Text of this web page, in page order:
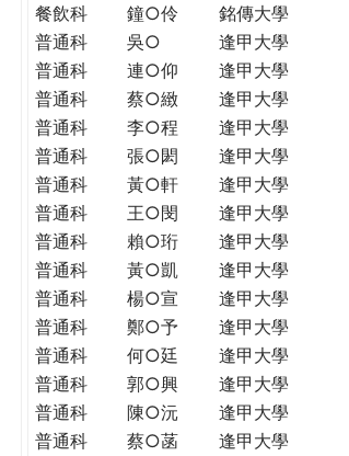
餐飲科
鐘○伶 銘傳大學
普通科
吳○ 逢甲大學
普通科
連○仰 逢甲大學
普通科
蔡○緻 逢甲大學
普通科
李○程 逢甲大學
普通科
張○閎 逢甲大學
普通科
黃○軒 逢甲大學
普通科
王○閔 逢甲大學
普通科
賴○珩 逢甲大學
普通科
黃○凱 逢甲大學
普通科
楊○宣 逢甲大學
普通科
鄭○予 逢甲大學
普通科
何○廷 逢甲大學
普通科
郭○興 逢甲大學
普通科
陳○沅 逢甲大學
普通科
蔡○菡 逢甲大學